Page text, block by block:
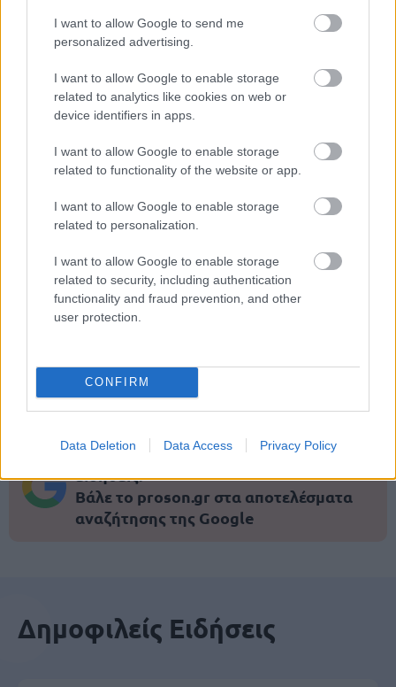
I want to allow Google to send me
personalized advertising.
I want to allow Google to enable storage
related to analytics like cookies on web or
device identifiers in apps.
I want to allow Google to enable storage
related to functionality of the website or app.
I want to allow Google to enable storage
related to personalization.
I want to allow Google to enable storage
related to security, including authentication
functionality and fraud prevention, and other
user protection.
CONFIRM
Data Deletion Data Access Privacy Policy
Διαβάστε ολόκληρη την προκήρυξη των θέσεων
ΑΣΕΠ: Πιστοποίηση Αγγλικών σε
μόνο 2 ημέρες στα χέρια σας
ΑΣΕΠ: Εξ αποστάσεως η πιο Εύκολη
Πιστοποίηση Υπολογιστών σε 2
Μάθε πρώτος όλες τις σημαντικές
ειδήσεις.
Βάλε το proson.gr στα αποτελέσματα
αναζήτησης της Google
Δημοφιλείς Ειδήσεις